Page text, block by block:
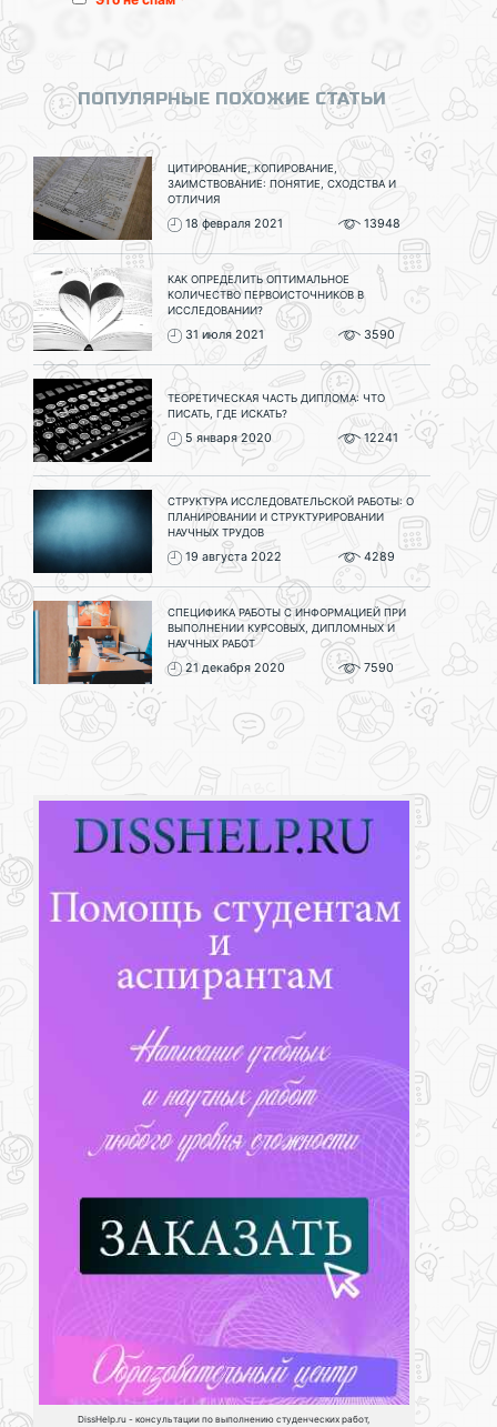
ПОПУЛЯРНЫЕ ПОХОЖИЕ СТАТЬИ
ЦИТИРОВАНИЕ, КОПИРОВАНИЕ,
ЗАИМСТВОВАНИЕ: ПОНЯТИЕ, СХОДСТВА И
ОТЛИЧИЯ
18 февраля 2021 13948
КАК ОПРЕДЕЛИТЬ ОПТИМАЛЬНОЕ
КОЛИЧЕСТВО ПЕРВОИСТОЧНИКОВ В
ИССЛЕДОВАНИИ?
31 июля 2021 3590
ТЕОРЕТИЧЕСКАЯ ЧАСТЬ ДИПЛОМА: ЧТО
ПИСАТЬ, ГДЕ ИСКАТЬ?
5 января 2020 12241
СТРУКТУРА ИССЛЕДОВАТЕЛЬСКОЙ РАБОТЫ: О
ПЛАНИРОВАНИИ И СТРУКТУРИРОВАНИИ
НАУЧНЫХ ТРУДОВ
19 августа 2022 4289
СПЕЦИФИКА РАБОТЫ С ИНФОРМАЦИЕЙ ПРИ
ВЫПОЛНЕНИИ КУРСОВЫХ, ДИПЛОМНЫХ И
НАУЧНЫХ РАБОТ
21 декабря 2020 7590
DissHelp.ru - консультации по выполнению студенческих работ,